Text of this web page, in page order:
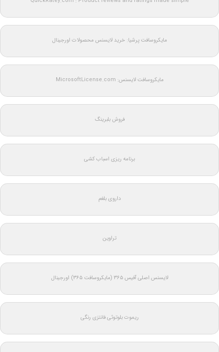
مایکروسافت پرشیا: خرید لایسنس محصولات اورجینال
مایکروسافت لایسنس: MicrosoftLicense.com
فروش بلبرینگ
برنامه ریزی اسباب کشی
داروی بلغم
تراوین
لایسنس اصلی آفیس ۳۶۵ (مایکروسافت ۳۶۵) اورجینال
ریموت بلوتوثی فانتزی رنگی